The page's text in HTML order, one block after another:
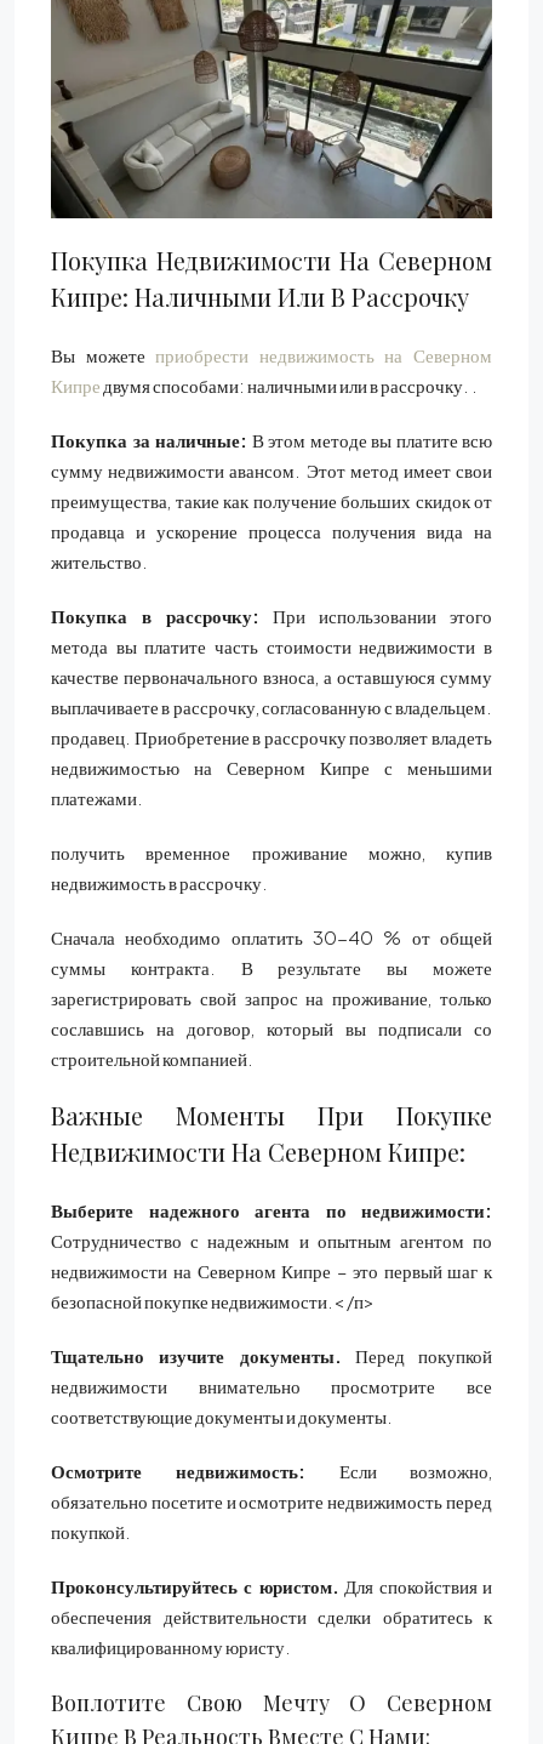
Покупка Недвижимости На Северном
Кипре: Наличными Или В Рассрочку
Вы можетеприобрести недвижимость на Северном
Кипре двумя способами: наличными или в рассрочку. .
Покупка за наличные: В этом методе вы платите всю
сумму недвижимости авансом. Этот метод имеет свои
преимущества, такие как получение больших скидок от
продавца и ускорение процесса получения вида на
жительство.
Покупка в рассрочку:
При использовании этого
метода вы платите часть стоимости недвижимости в
качестве первоначального взноса, а оставшуюся сумму
выплачиваете в рассрочку, согласованную с владельцем.
продавец. Приобретение в рассрочку позволяет владеть
недвижимостью на Северном Кипре с меньшими
платежами.
получить временное проживание можно, купив
недвижимость в рассрочку.
Сначала необходимо оплатить 30-40 % от общей
суммы контракта. В результате вы можете
зарегистрировать свой запрос на проживание, только
сославшись на договор, который вы подписали со
строительной компанией.
Важные Моменты При Покупке
Недвижимости На Северном Кипре:
Выберите надежного агента по недвижимости:
Сотрудничество с надежным и опытным агентом по
недвижимости на Северном Кипре – это первый шаг к
безопасной покупке недвижимости.< /п>
Тщательно изучите документы.
Перед покупкой
недвижимости внимательно просмотрите все
соответствующие документы и документы.
Осмотрите недвижимость:
Если возможно,
обязательно посетите и осмотрите недвижимость перед
покупкой.
Проконсультируйтесь с юристом.
Для спокойствия и
обеспечения действительности сделки обратитесь к
квалифицированному юристу.
Воплотите Свою Мечту О Северном
Кипре В Реальность Вместе С Нами: